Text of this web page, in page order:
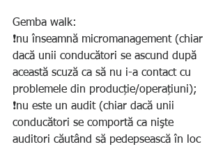
Gemba walk:
❗️nu înseamnă micromanagement (chiar
dacă unii conducători se ascund după
această scuză ca să nu i-a contact cu
problemele din producție/operațiuni);
❗️nu este un audit (chiar dacă unii
conducători se comportă ca nişte
auditori căutând să pedepsească în loc